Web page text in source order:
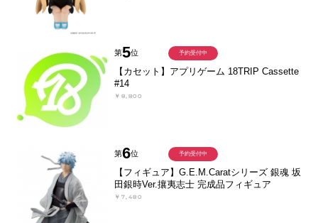
第5位
【カセット】アプリゲーム 18TRIP Cassette
#14
￥8,800
予約受付中
第6位
【フィギュア】G.E.M.Caratシリーズ 銀魂 坂
田銀時Ver.攘夷志士 完成品フィギュア
￥7,480
予約受付中